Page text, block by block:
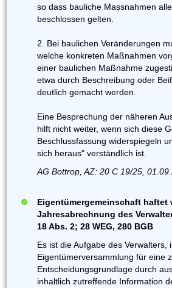
so dass bauliche Massnahmen
beschlossen gelten.
2. Bei baulichen Veränderungen
welche konkreten Maßnahmen
einer baulichen Maßnahme
etwa durch Beschreibung oder
deutlich gemacht werden.
Eine Besprechung der näheren
hilft nicht weiter, wenn sich diese
Beschlussfassung widerspiegeln
sich heraus" verständlich ist.
AG Bottrop, AZ: 20 C 19/25,
Eigentümergemeinschaft haftet
Jahresabrechnung des
18 Abs. 2; 28 WEG, 280 BGB
Es ist die Aufgabe des Verwalters,
Eigentümerversammlung für eine
Entscheidungsgrundlage durch
inhaltlich zutreffende Information